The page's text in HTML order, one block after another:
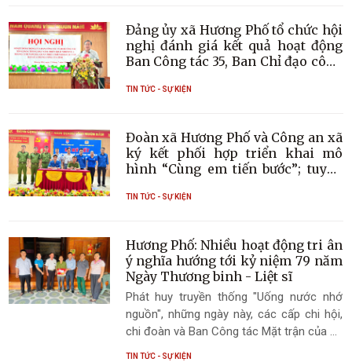
Đảng ủy xã Hương Phố tổ chức hội
nghị đánh giá kết quả hoạt động
Ban Công tác 35, Ban Chỉ đạo công
và quán triệt các văn bản của
TIN TỨC - SỰ KIỆN
Đoàn xã Hương Phố và Công an xã
ký kết phối hợp triển khai mô
hình “Cùng em tiến bước”; tuyên
luật cho đoàn viên, thanh thiếu
TIN TỨC - SỰ KIỆN
Hương Phố: Nhiều hoạt động tri ân
ý nghĩa hướng tới kỷ niệm 79 năm
Ngày Thương binh - Liệt sĩ
Phát huy truyền thống "Uống nước nhớ
nguồn", những ngày này, các cấp chi hội,
chi đoàn và Ban Công tác Mặt trận của 12
TIN TỨC - SỰ KIỆN